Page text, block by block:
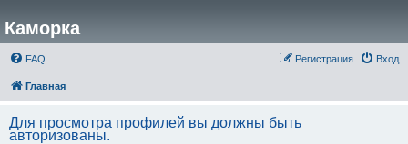
Каморка
FAQ Вход
Регистрация
Главная
Для просмотра профилей вы должны быть
авторизованы.